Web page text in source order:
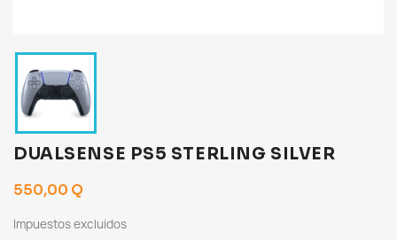
DUALSENSE PS5 STERLING SILVER
550,00 Q
Impuestos excluidos